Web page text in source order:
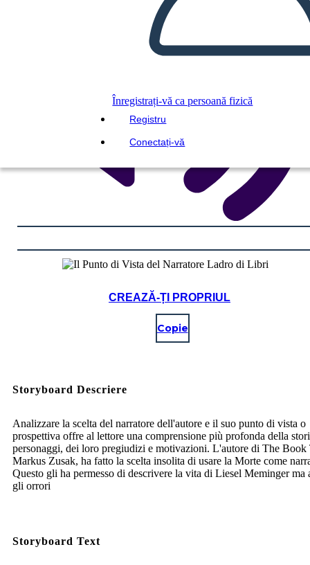
Înregistrați-vă ca persoană fizică
Registru
Conectați-vă
CREAZĂ-ȚI PROPRIUL
Copie
Storyboard Descriere
Analizzare la scelta del narratore dell'autore e il suo punto di vista o
prospettiva offre al lettore una comprensione più profonda della
personaggi, dei loro pregiudizi e motivazioni. L'autore di The Book
Markus Zusak, ha fatto la scelta insolita di usare la Morte come
Questo gli ha permesso di descrivere la vita di Liesel Meminger ma
gli orrori
Storyboard Text